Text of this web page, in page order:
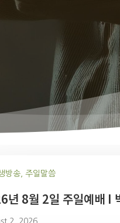
방송, 주일말씀
년 8월 2일 주일예배 I
2, 2026